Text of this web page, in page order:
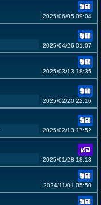
2025/06/05 09:04
2025/04/26 01:07
2025/03/13 18:35
2025/02/20 22:16
2025/02/13 17:52
2025/01/28 18:18
2024/11/01 05:50